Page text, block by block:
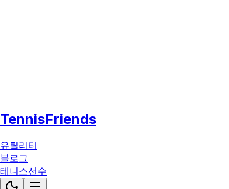
TennisFriends
유틸리티
블로그
테니스선수